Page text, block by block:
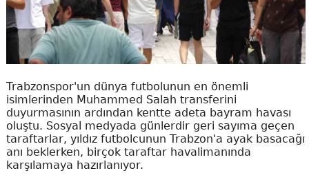
Trabzonspor'un dünya futbolunun en önemli
isimlerinden Muhammed Salah transferini
duyurmasının ardından kentte adeta bayram havası
oluştu. Sosyal medyada günlerdir geri sayıma geçen
taraftarlar, yıldız futbolcunun Trabzon'a ayak basacağı
anı beklerken, birçok taraftar havalimanında
karşılamaya hazırlanıyor.